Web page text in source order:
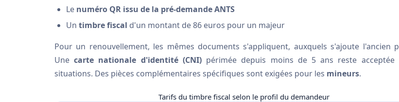
Le numéro QR issu de la pré-demande ANTS
Un timbre fiscal d'un montant de 86 euros pour un majeur
Pour un renouvellement, les mêmes documents s'appliquent, auxquels s'ajoute l'ancien
Unecarte nationale d'identité (CNI)périmée depuis moins de 5 ans reste acceptée
situations. Des pièces complémentaires spécifiques sont exigées pour les mineurs.
Tarifs du timbre fiscal selon le profil du demandeur